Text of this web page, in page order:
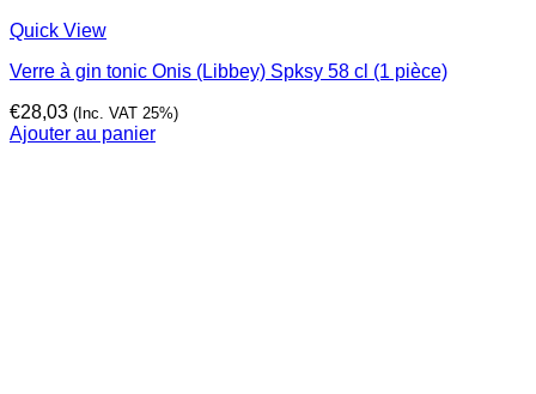
Quick View
Verre à gin tonic Onis (Libbey) Spksy 58 cl (1 pièce)
€28,03 (Inc. VAT 25%)
Ajouter au panier